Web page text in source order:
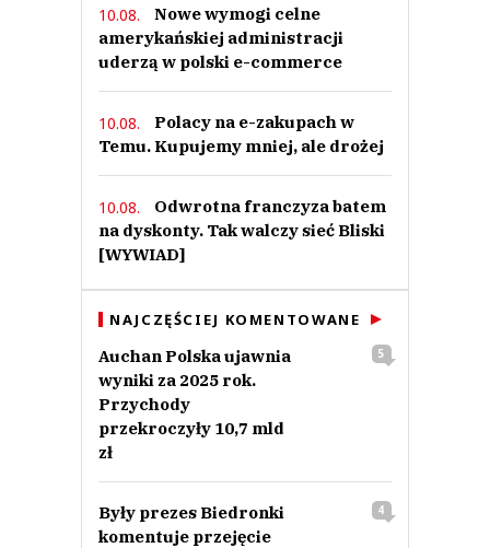
10.08.
Nowe wymogi celne
amerykańskiej administracji
uderzą w polski e-commerce
10.08.
Polacy na e-zakupach w
Temu. Kupujemy mniej, ale drożej
10.08.
Odwrotna franczyza batem
na dyskonty. Tak walczy sieć Bliski
[WYWIAD]
NAJCZĘŚCIEJ KOMENTOWANE
Auchan Polska ujawnia
wyniki za 2025 rok.
Przychody
przekroczyły 10,7 mld
zł
5
Były prezes Biedronki
komentuje przejęcie
4